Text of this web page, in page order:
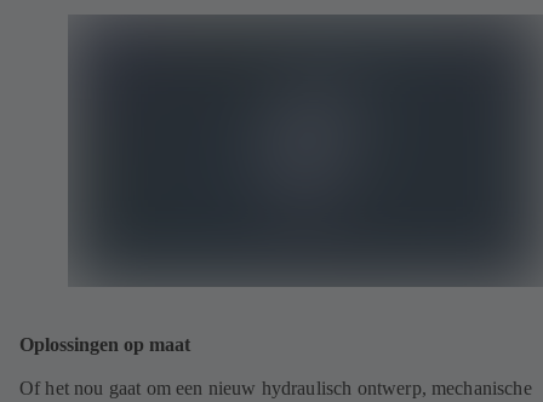
Oplossingen op maat
Of het nou gaat om een nieuw hydraulisch ontwerp, mechanische